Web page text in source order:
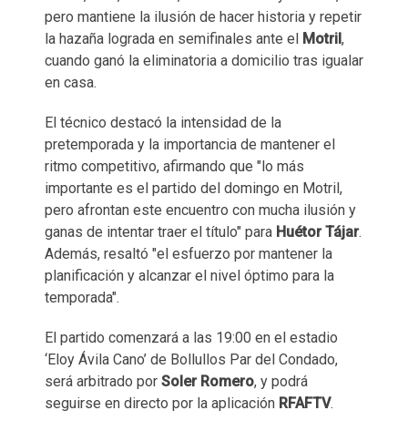
pero mantiene la ilusión de hacer historia y repetir
la hazaña lograda en semifinales ante el
Motril ,
cuando ganó la eliminatoria a domicilio tras igualar
en casa.
El técnico destacó la intensidad de la
pretemporada y la importancia de mantener el
ritmo competitivo, afirmando que "lo más
importante es el partido del domingo en Motril,
pero afrontan este encuentro con mucha ilusión y
ganas de intentar traer el título" para Huétor Tájar.
Además, resaltó "el esfuerzo por mantener la
planificación y alcanzar el nivel óptimo para la
temporada".
El partido comenzará a las 19:00 en el estadio
‘Eloy Ávila Cano’ de Bollullos Par del Condado,
será arbitrado por Soler Romero, y podrá
seguirse en directo por la aplicación RFAFTV.